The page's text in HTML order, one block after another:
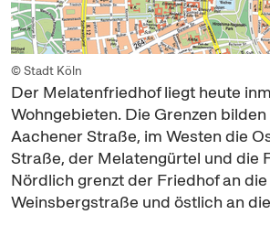
© Stadt Köln
Der Melatenfriedhof liegt heute
Wohngebieten. Die Grenzen
Aachener Straße, im Westen die
Straße, der Melatengürtel und die
Nördlich grenzt der Friedhof an die
Weinsbergstraße und östlich an